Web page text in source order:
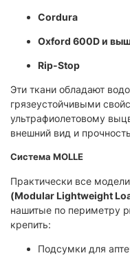
Cordura
Oxford 600D и
Rip-Stop
Эти ткани обладают
грязеустойчивыми
ультрафиолетовому
внешний вид и
Система MOLLE
Практически все
(Modular Lightweight
нашитые по периметру
крепить:
Подсумки для